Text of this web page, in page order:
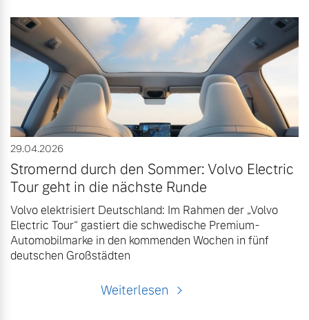
29.04.2026
Stromernd durch den Sommer: Volvo Electric
Tour geht in die nächste Runde
Volvo elektrisiert Deutschland: Im Rahmen der „Volvo
Electric Tour“ gastiert die schwedische Premium-
Automobilmarke in den kommenden Wochen in fünf
deutschen Großstädten
Weiterlesen